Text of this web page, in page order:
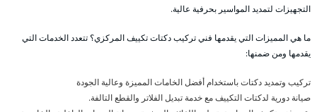
التجهيزات لتمديد المواسير بحرفية عالية.
ما هي المميزات التي يقدمها فني تركيب دكتات تكييف المركزي؟ تتعدد الخدمات التي
يقدمها ومن ضمنها:
تركيب وتمديد دكتات باستخدام أفضل الخامات المميزة وعالية الجودة
صيانة دورية لدكتات التكييف مع خدمة تبديل الفلاتر والقطع التالفة.